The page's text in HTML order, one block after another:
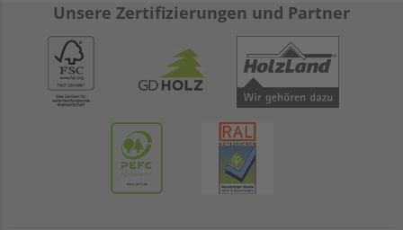
Unsere Zertifizierungen und Partner